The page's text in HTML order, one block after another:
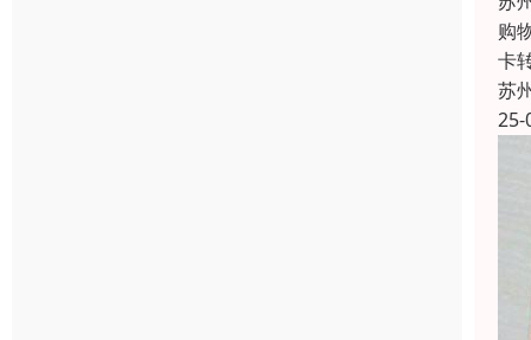
购
卡
苏
25-